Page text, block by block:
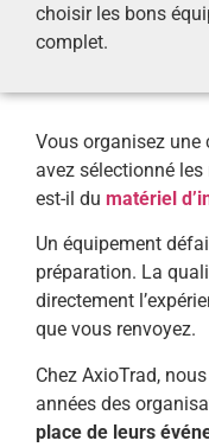
choisir les bons
complet.
Vous organisez une
avez sélectionné
est-il du matériel
Un équipement
préparation. La
directement
que vous renvoyez.
Chez AxioTrad,
années des
place de leurs